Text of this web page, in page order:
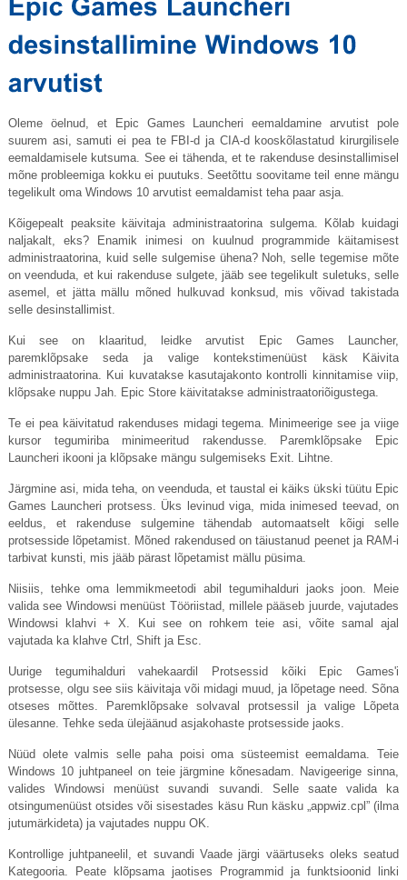
Oleme öelnud, et Epic Games Launcheri eemaldamine arvutist pole
suurem asi, samuti ei pea te FBI-d ja CIA-d kooskõlastatud kirurgilisele
eemaldamisele kutsuma. See ei tähenda, et te rakenduse desinstallimisel
mõne probleemiga kokku ei puutuks. Seetõttu soovitame teil enne mängu
tegelikult oma Windows 10 arvutist eemaldamist teha paar asja.
Kõigepealt peaksite käivitaja administraatorina sulgema. Kõlab kuidagi
naljakalt, eks? Enamik inimesi on kuulnud programmide käitamisest
administraatorina, kuid selle sulgemise ühena? Noh, selle tegemise mõte
on veenduda, et kui rakenduse sulgete, jääb see tegelikult suletuks, selle
asemel, et jätta mällu mõned hulkuvad konksud, mis võivad takistada
selle desinstallimist.
Kui see on klaaritud, leidke arvutist Epic Games Launcher,
paremklõpsake seda ja valige kontekstimenüüst käsk Käivita
administraatorina. Kui kuvatakse kasutajakonto kontrolli kinnitamise viip,
klõpsake nuppu Jah. Epic Store käivitatakse administraatoriõigustega.
Te ei pea käivitatud rakenduses midagi tegema. Minimeerige see ja viige
kursor tegumiriba minimeeritud rakendusse. Paremklõpsake Epic
Launcheri ikooni ja klõpsake mängu sulgemiseks Exit. Lihtne.
Järgmine asi, mida teha, on veenduda, et taustal ei käiks ükski tüütu Epic
Games Launcheri protsess. Üks levinud viga, mida inimesed teevad, on
eeldus, et rakenduse sulgemine tähendab automaatselt kõigi selle
protsesside lõpetamist. Mõned rakendused on täiustanud peenet ja RAM-i
tarbivat kunsti, mis jääb pärast lõpetamist mällu püsima.
Niisiis, tehke oma lemmikmeetodi abil tegumihalduri jaoks joon. Meie
valida see Windowsi menüüst Tööriistad, millele pääseb juurde, vajutades
Windowsi klahvi + X. Kui see on rohkem teie asi, võite samal ajal
vajutada ka klahve Ctrl, Shift ja Esc.
Uurige tegumihalduri vahekaardil Protsessid kõiki Epic Games'i
protsesse, olgu see siis käivitaja või midagi muud, ja lõpetage need. Sõna
otseses mõttes. Paremklõpsake solvaval protsessil ja valige Lõpeta
ülesanne. Tehke seda ülejäänud asjakohaste protsesside jaoks.
Nüüd olete valmis selle paha poisi oma süsteemist eemaldama. Teie
Windows 10 juhtpaneel on teie järgmine kõnesadam. Navigeerige sinna,
valides Windowsi menüüst suvandi suvandi. Selle saate valida ka
otsingumenüüst otsides või sisestades käsu Run käsku „appwiz.cpl ” (ilma
jutumärkideta) ja vajutades nuppu OK.
Kontrollige juhtpaneelil, et suvandi Vaade järgi väärtuseks oleks seatud
Kategooria. Peate klõpsama jaotises Programmid ja funktsioonid linki